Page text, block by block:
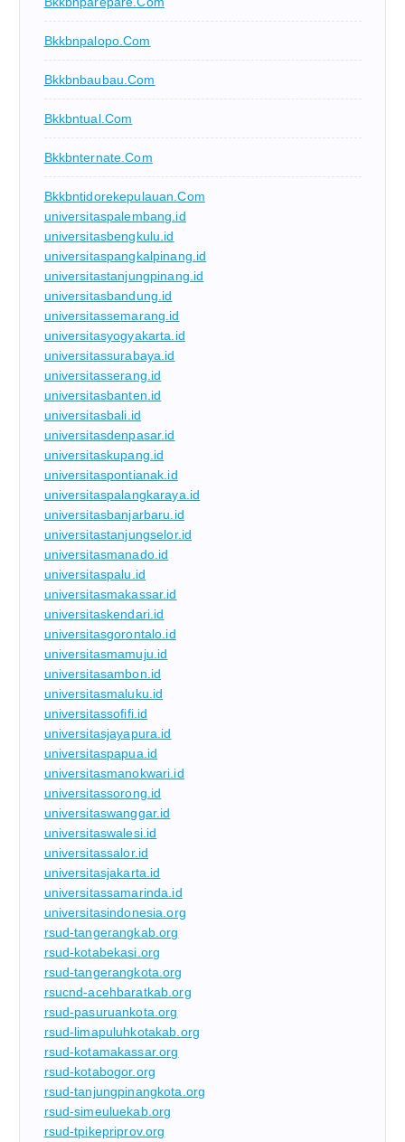
Bkkbnpalopo.com
Bkkbnbaubau.com
Bkkbntual.com
Bkkbnternate.com
Bkkbntidorekepulauan.com
universitaspalembang.id
universitasbengkulu.id
universitaspangkalpinang.id
universitastanjungpinang.id
universitasbandung.id
universitassemarang.id
universitasyogyakarta.id
universitassurabaya.id
universitasserang.id
universitasbanten.id
universitasbali.id
universitasdenpasar.id
universitaskupang.id
universitaspontianak.id
universitaspalangkaraya.id
universitasbanjarbaru.id
universitastanjungselor.id
universitasmanado.id
universitaspalu.id
universitasmakassar.id
universitaskendari.id
universitasgorontalo.id
universitasmamuju.id
universitasambon.id
universitasmaluku.id
universitassofifi.id
universitasjayapura.id
universitaspapua.id
universitasmanokwari.id
universitassorong.id
universitaswanggar.id
universitaswalesi.id
universitassalor.id
universitasjakarta.id
universitassamarinda.id
universitasindonesia.org
rsud-tangerangkab.org
rsud-kotabekasi.org
rsud-tangerangkota.org
rsucnd-acehbaratkab.org
rsud-pasuruankota.org
rsud-limapuluhkotakab.org
rsud-kotamakassar.org
rsud-kotabogor.org
rsud-tanjungpinangkota.org
rsud-simeuluekab.org
rsud-tpikepriprov.org